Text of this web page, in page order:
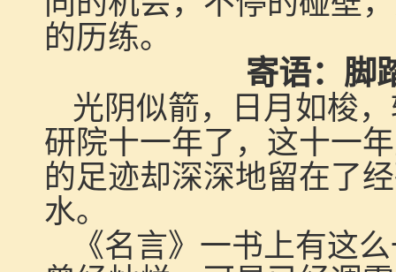
的历练。
寄语：脚
光阴似箭，日月如梭
研院十一年了，这十一
的足迹却深深地留在了
水。
《名言》一书上有这